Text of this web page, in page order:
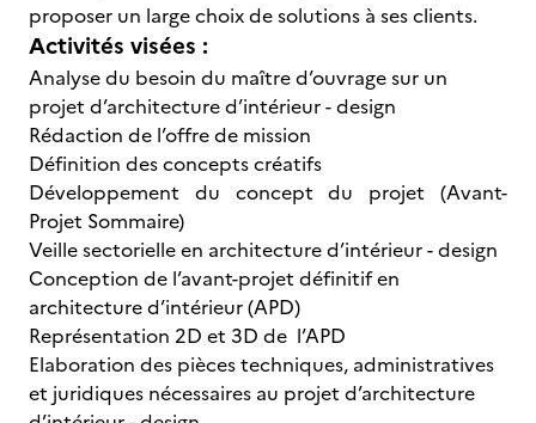
proposer un large choix de solutions à ses clients.
Activités visées :
Analyse du besoin du maître d’ouvrage sur un
projet d’architecture d’intérieur - design
Rédaction de l’offre de mission
Définition des concepts créatifs
Développement du concept du projet (Avant-
Projet Sommaire)
Veille sectorielle en architecture d’intérieur - design
Conception de l’avant-projet définitif en
architecture d’intérieur (APD)
Représentation 2D et 3D de l’APD
Elaboration des pièces techniques, administratives
et juridiques nécessaires au projet d’architecture